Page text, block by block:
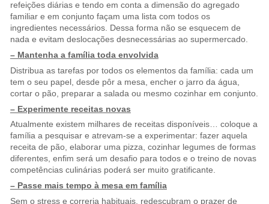
refeições diárias e tendo em conta a dimensão do agregado
familiar e em conjunto façam uma lista com todos os
ingredientes necessários. Dessa forma não se esquecem de
nada e evitam deslocações desnecessárias ao supermercado.
– Mantenha a família toda envolvida
Distribua as tarefas por todos os elementos da família: cada um
tem o seu papel, desde pôr a mesa, encher o jarro da água,
cortar o pão, preparar a salada ou mesmo cozinhar em conjunto.
– Experimente receitas novas
Atualmente existem milhares de receitas disponíveis… coloque a
família a pesquisar e atrevam-se a experimentar: fazer aquela
receita de pão, elaborar uma pizza, cozinhar legumes de formas
diferentes, enfim será um desafio para todos e o treino de novas
competências culinárias poderá ser muito gratificante.
– Passe mais tempo à mesa em família
Sem o stress e correria habituais, redescubram o prazer de